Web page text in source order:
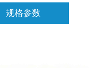
规格参数